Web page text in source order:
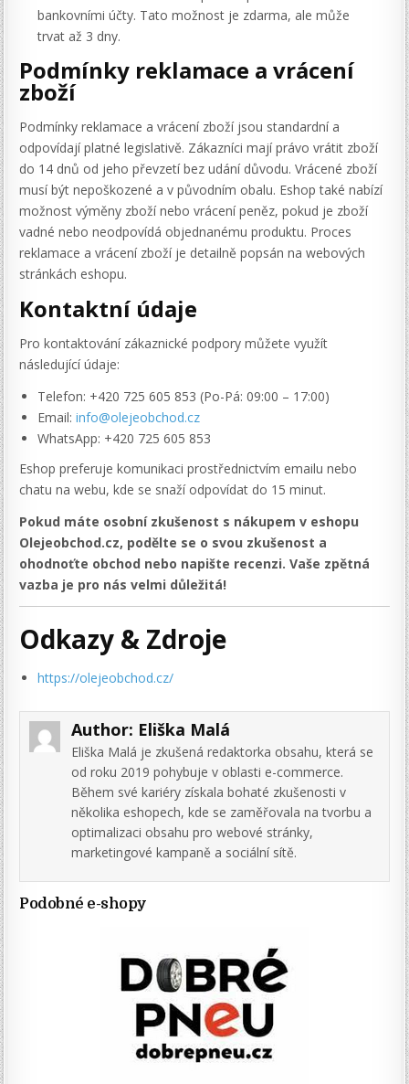
bankovními účty. Tato možnost je zdarma, ale může
trvat až 3 dny.
Podmínky reklamace a vrácení
zboží
Podmínky reklamace a vrácení zboží jsou standardní a
odpovídají platné legislativě. Zákazníci mají právo vrátit zboží
do 14 dnů od jeho převzetí bez udání důvodu. Vrácené zboží
musí být nepoškozené a v původním obalu. Eshop také nabízí
možnost výměny zboží nebo vrácení peněz, pokud je zboží
vadné nebo neodpovídá objednanému produktu. Proces
reklamace a vrácení zboží je detailně popsán na webových
stránkách eshopu.
Kontaktní údaje
Pro kontaktování zákaznické podpory můžete využít
následující údaje:
Telefon: +420 725 605 853 (Po-Pá: 09:00 – 17:00)
Email:info@olejeobchod.cz
WhatsApp: +420 725 605 853
Eshop preferuje komunikaci prostřednictvím emailu nebo
chatu na webu, kde se snaží odpovídat do 15 minut.
Pokud máte osobní zkušenost s nákupem v eshopu
Olejeobchod.cz, podělte se o svou zkušenost a
ohodnoťte obchod nebo napište recenzi. Vaše zpětná
vazba je pro nás velmi důležitá!
Odkazy & Zdroje
https://olejeobchod.cz/
Author: Eliška Malá
Eliška Malá je zkušená redaktorka obsahu, která se
od roku 2019 pohybuje v oblasti e-commerce.
Během své kariéry získala bohaté zkušenosti v
několika eshopech, kde se zaměřovala na tvorbu a
optimalizaci obsahu pro webové stránky,
marketingové kampaně a sociální sítě.
Podobné e-shopy